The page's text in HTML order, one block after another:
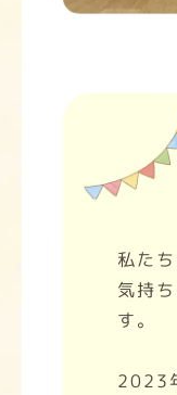
私た
気持
す。
2023